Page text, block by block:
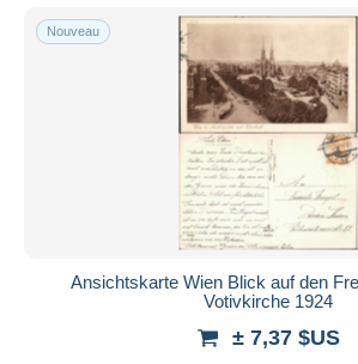
Nouveau
Ansichtskarte Wien Blick auf den
Votivkirche 1924
± 7,37 $US